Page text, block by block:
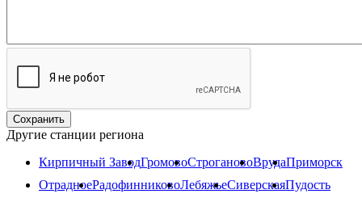
Другие станции региона
Кирпичный ЗаводГромовоСтрогановоВрудаПриморск
ОтрадноеРадофинниковоЛебяжьеСиверскаяПудость